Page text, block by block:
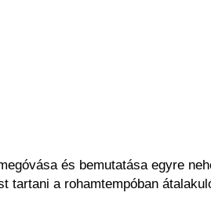
és bemutatása egyre
a rohamtempóban